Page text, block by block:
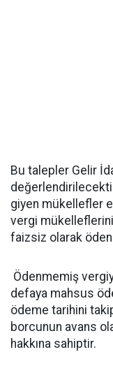
Bu talepler Gelir
giyen mükellefler
vergi
faizsiz olarak
Ödenmemiş
defaya mahsus
ödeme tarihini
borcunun avans
hakkına sahiptir.